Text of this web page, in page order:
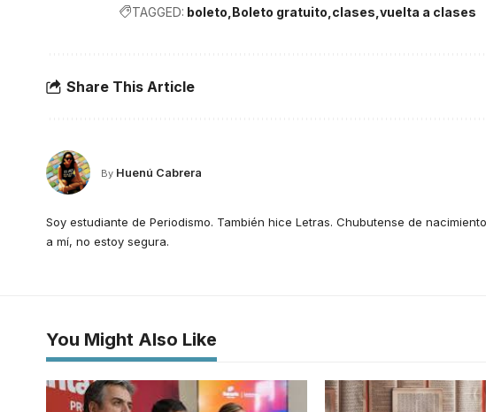
TAGGED: boleto Boleto gratuito clases vuelta a clases
Share This Article
By Huenú Cabrera
Soy estudiante de Periodismo. También hice Letras. Chubutense de
a mí, no estoy segura.
You Might Also Like